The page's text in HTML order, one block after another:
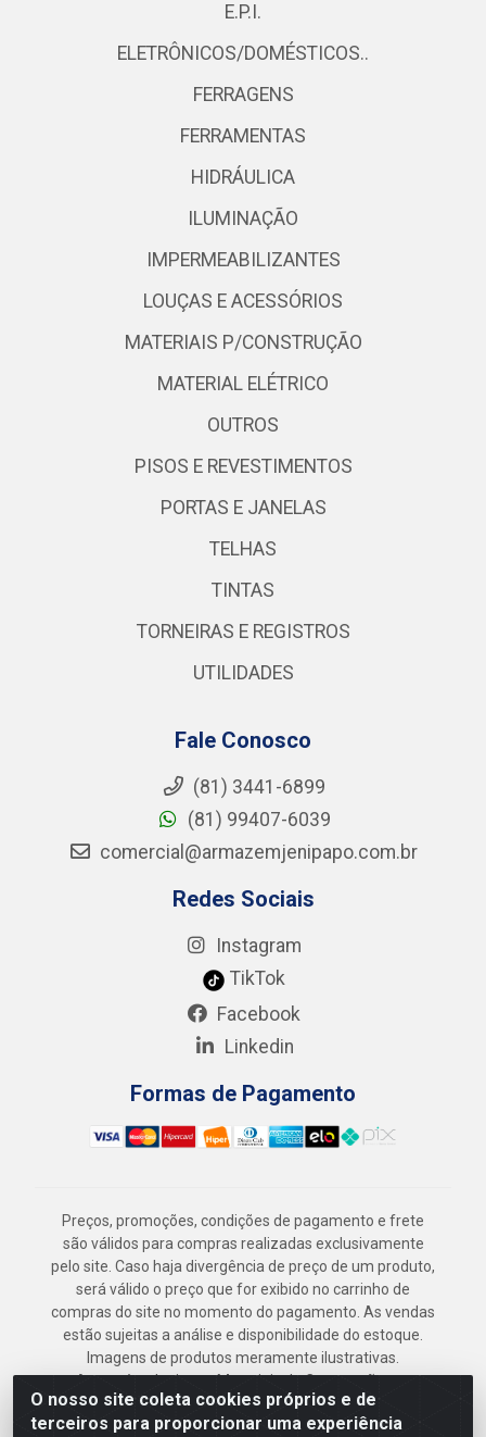
O nosso site coleta cookies próprios e de
terceiros para proporcionar uma experiência
E.P.I.
ELETRÔNICOS/DOMÉSTICOS..
FERRAGENS
FERRAMENTAS
HIDRÁULICA
ILUMINAÇÃO
IMPERMEABILIZANTES
LOUÇAS E ACESSÓRIOS
MATERIAIS P/CONSTRUÇÃO
MATERIAL ELÉTRICO
OUTROS
PISOS E REVESTIMENTOS
PORTAS E JANELAS
TELHAS
TINTAS
TORNEIRAS E REGISTROS
UTILIDADES
Fale Conosco
(81) 3441-6899
(81) 99407-6039
comercial@armazemjenipapo.com.br
Redes Sociais
Instagram
TikTok
Facebook
Linkedin
Formas de Pagamento
Preços, promoções, condições de pagamento e frete
são válidos para compras realizadas exclusivamente
pelo site. Caso haja divergência de preço de um produto,
será válido o preço que for exibido no carrinho de
compras do site no momento do pagamento. As vendas
estão sujeitas a análise e disponibilidade do estoque.
Imagens de produtos meramente ilustrativas.
Armazém Jenipapo Materiais de Construção em
Geral LTDA - Rua das Flores, 2691 - Guabiraba,
Recife/PE - CEP 52.291-630 - CNPJ